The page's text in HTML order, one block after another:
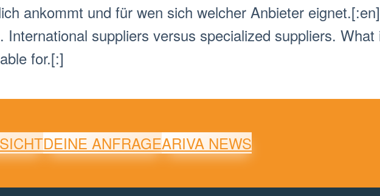
ankommt und für wen sich welcher Anbieter
International suppliers versus specialized suppliers.
for.[:]
DEINE ANFRAGEARIVA NEWS